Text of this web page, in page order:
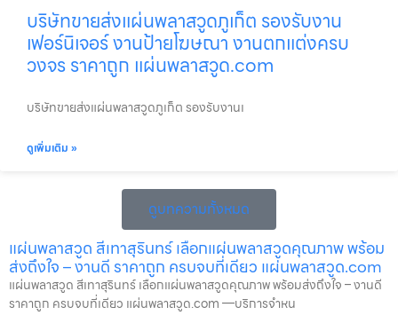
บริษัทขายส่งแผ่นพลาสวูดภูเก็ต รองรับงาน
เฟอร์นิเจอร์ งานป้ายโฆษณา งานตกแต่งครบ
วงจร ราคาถูก แผ่นพลาสวูด.com
บริษัทขายส่งแผ่นพลาสวูดภูเก็ต รองรับงานเ
ดูเพิ่มเติม »
ดูบทความทั้งหมด
แผ่นพลาสวูด สีเทาสุรินทร์ เลือกแผ่นพลาสวูดคุณภาพ พร้อม
ส่งถึงใจ – งานดี ราคาถูก ครบจบที่เดียว แผ่นพลาสวูด.com
แผ่นพลาสวูด สีเทาสุรินทร์ เลือกแผ่นพลาสวูดคุณภาพ พร้อมส่งถึงใจ – งานดี
ราคาถูก ครบจบที่เดียว แผ่นพลาสวูด.com —บริการจำหน